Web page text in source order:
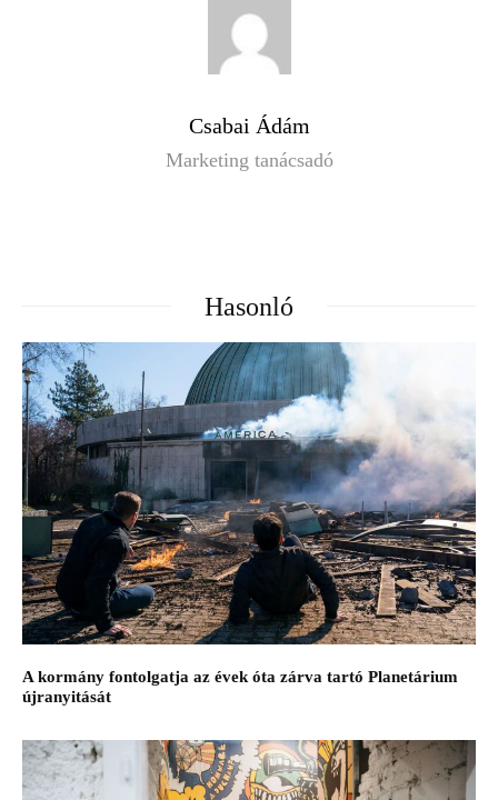
Csabai Ádám
Marketing tanácsadó
Hasonló
A kormány fontolgatja az évek óta zárva tartó Planetárium
újranyitását